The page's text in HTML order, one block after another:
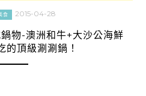
食 2015-04-28
鍋物-澳洲和牛+大沙公海鮮
的頂級涮涮鍋！